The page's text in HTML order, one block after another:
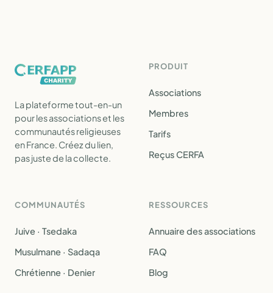
La plateforme tout-en-un
pour les associations et les
communautés religieuses
en France. Créez du lien,
pas juste de la collecte.
PRODUIT
Associations
Membres
Tarifs
Reçus CERFA
COMMUNAUTÉS
Juive · Tsedaka
Musulmane · Sadaqa
Chrétienne · Denier
RESSOURCES
Annuaire des associations
FAQ
Blog